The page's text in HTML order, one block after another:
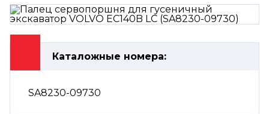
Каталожные номера:
SA8230-09730